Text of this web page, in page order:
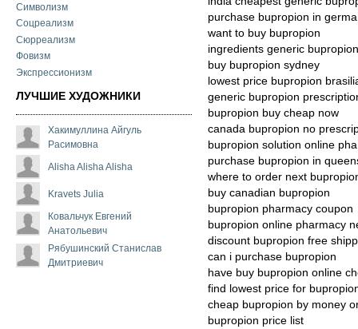
Символизм
Соцреализм
Сюрреализм
Фовизм
Экспрессионизм
ЛУЧШИЕ ХУДОЖНИКИ
Хакимуллина Айгуль
Расимовна
Alisha Alisha Alisha
Kravets Julia
Ковальчук Евгений
Анатольевич
Рябушинский Станислав
Дмитриевич
purchase bupropion in
want to buy bupropion
ingredients generic bupropion
buy bupropion sydney
lowest price bupropion
generic bupropion
bupropion buy cheap now
canada bupropion no
bupropion solution online
purchase bupropion in
where to order next
buy canadian bupropion
bupropion pharmacy coupon
bupropion online pharmacy
discount bupropion free
can i purchase bupropion
have buy bupropion online
find lowest price for
cheap bupropion by money
bupropion price list